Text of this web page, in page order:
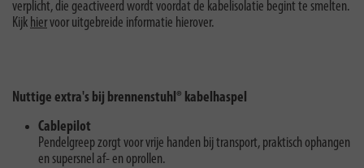
verplicht, die geactiveerd wordt voordat de kabelisolatie begint te smelten.
Kijk hiervoor uitgebreide informatie hierover.
Nuttige extra's bij brennenstuhl® kabelhaspel
Cablepilot
Pendelgreep zorgt voor vrije handen bij transport, praktisch ophangen
en supersnel af- en oprollen.